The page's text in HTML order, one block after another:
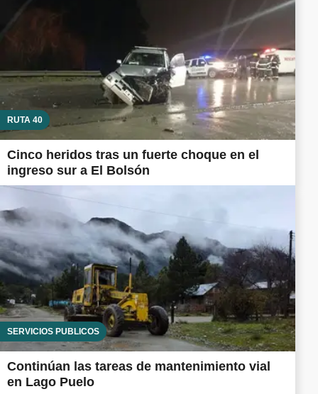
RUTA 40
Cinco heridos tras un fuerte choque en el
ingreso sur a El Bolsón
SERVICIOS PÚBLICOS
Continúan las tareas de mantenimiento vial
en Lago Puelo